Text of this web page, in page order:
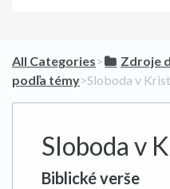
All Categories​>​ ​Zdroje
podľa témy​>​ Sloboda v
Sloboda v
Biblické verše